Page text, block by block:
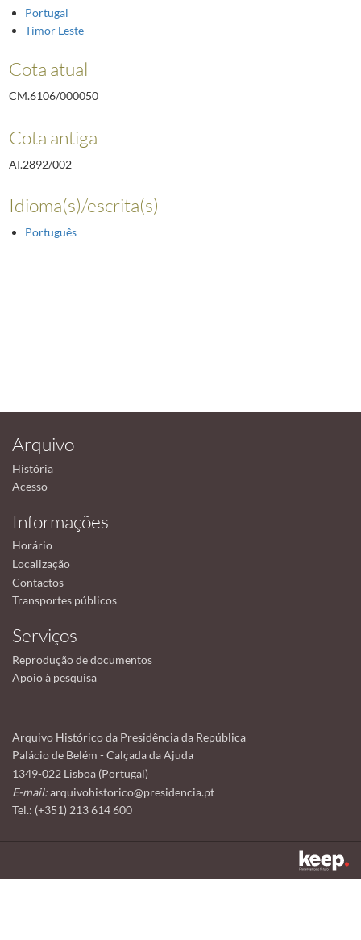
Portugal
Timor Leste
Cota atual
CM.6106/000050
Cota antiga
AI.2892/002
Idioma(s)/escrita(s)
Português
Arquivo
História
Acesso
Informações
Horário
Localização
Contactos
Transportes públicos
Serviços
Reprodução de documentos
Apoio à pesquisa
Arquivo Histórico da Presidência da República
Palácio de Belém - Calçada da Ajuda
1349-022 Lisboa (Portugal)
E-mail:arquivohistorico@presidencia.pt
Tel.: (+351) 213 614 600